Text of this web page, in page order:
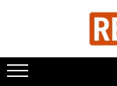
Toate Produsele
Materiale de constructii